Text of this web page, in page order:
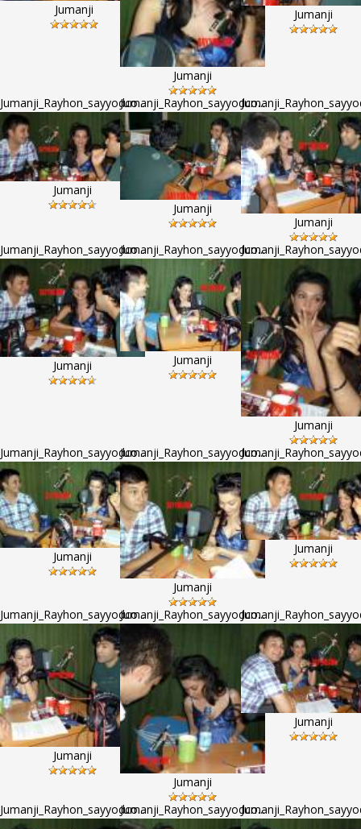
Jumanji
Jumanji
Jumanji
Jumanji_Rayhon_sayyodco...
Jumanji
Jumanji_Rayhon_sayyodco...
Jumanji
Jumanji
Jumanji_Rayhon_sayyodco...
Jumanji
Jumanji_Rayhon_sayyodco...
Jumanji
Jumanji
Jumanji_Rayhon_sayyodco...
Jumanji
Jumanji_Rayhon_sayyodco...
Jumanji
Jumanji
Jumanji_Rayhon_sayyodco...
Jumanji
Jumanji_Rayhon_sayyodco...
Jumanji
Jumanji
Jumanji_Rayhon_sayyodco...Jumanji_Rayhon_sayyodco...